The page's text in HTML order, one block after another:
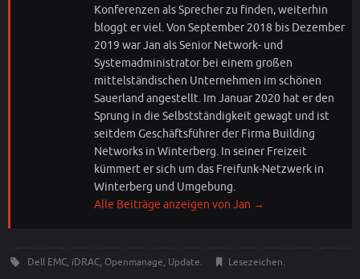
Konferenzen als Sprecher zu finden, weiterhin
bloggt er viel. Von September 2018 bis Dezember
2019 war Jan als Senior Network- und
Systemadministrator bei einem großen
mittelständischen Unternehmen im schönen
Sauerland angestellt. Im Januar 2020 hat er den
Sprung in die Selbstständigkeit gewagt und ist
seitdem Geschäftsführer der Firma Building
Networks in Winterberg. In seiner Freizeit
kümmert er sich um das Freifunk-Netzwerk in
Winterberg und Umgebung.
Alle Beiträge anzeigen von Jan →
Dell EMC, iDRAC, Openmanage, Update. Lesezeichen.